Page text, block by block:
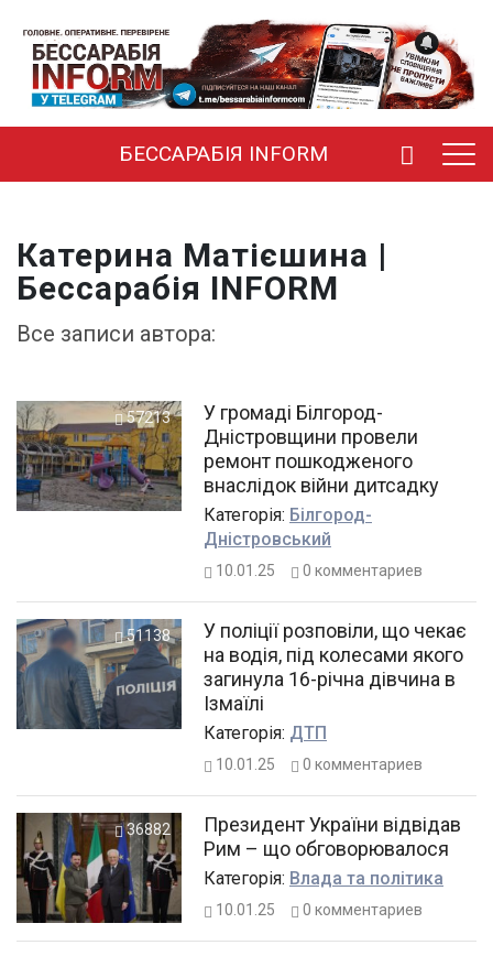
БЕССАРАБІЯ INFORM
Катерина Матієшина |
Бессарабія INFORM
Все запиcи автора:
57213
У громаді Білгород-
Дністровщини провели
ремонт пошкодженого
внаслідок війни дитсадку
Категорiя: Білгород-
Дністровський
10.01.25 0 комментариев
51138
У поліції розповіли, що чекає
на водія, під колесами якого
загинула 16-річна дівчина в
Ізмаїлі
Категорiя: ДТП
10.01.25 0 комментариев
36882
Президент України відвідав
Рим – що обговорювалося
Категорiя: Влада та політика
10.01.25 0 комментариев